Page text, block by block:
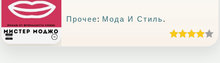
Прочее: Мода И Стиль.